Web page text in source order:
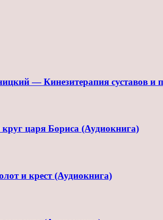
— Кинезитерапия суставов и
царя Бориса (Аудиокнига)
и крест (Аудиокнига)